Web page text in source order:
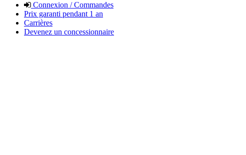
Connexion / Commandes
Prix garanti pendant 1 an
Carrières
Devenez un concessionnaire